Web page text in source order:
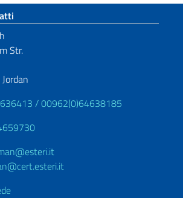
Str.
/00962(0)64638185